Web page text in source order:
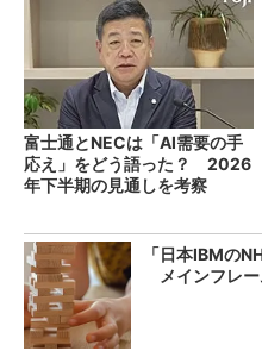
富士通とNECは「AI需要の手
応え」をどう語った？ 2026
年下半期の見通しを考察
「日本IBMの
メインフレー